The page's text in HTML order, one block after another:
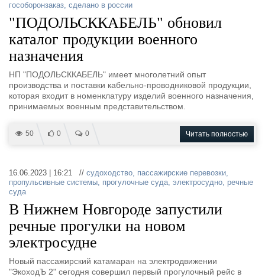
гособоронзаказ, сделано в россии
"ПОДОЛЬСККАБЕЛЬ" обновил
каталог продукции военного
назначения
НП "ПОДОЛЬСККАБЕЛЬ" имеет многолетний опыт
производства и поставки кабельно-проводниковой продукции,
которая входит в номенклатуру изделий военного назначения,
принимаемых военным представительством.
50 0 0 Читать полностью
16.06.2023 | 16:21 // судоходство, пассажирские перевозки,
пропульсивные системы, прогулочные суда, электросудно, речные
суда
В Нижнем Новгороде запустили
речные прогулки на новом
электросудне
Новый пассажирский катамаран на электродвижении
"ЭкоходЪ 2" сегодня совершил первый прогулочный рейс в